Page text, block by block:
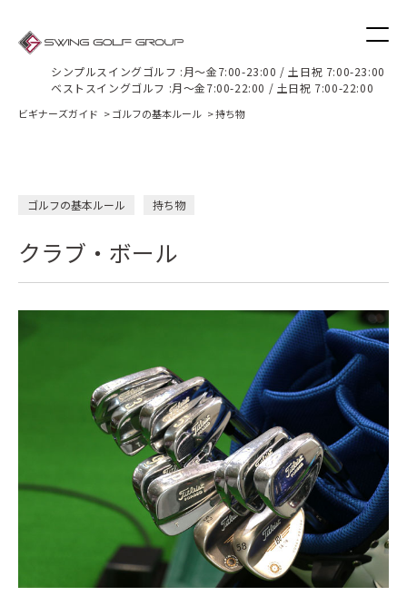
シンプルスイングゴルフ :月〜金7:00-23:00 / 土日祝 7:00-23:00
ベストスイングゴルフ :月〜金7:00-22:00 / 土日祝 7:00-22:00
ビギナーズガイド
ビギナーズガイド ゴルフの基本ルール 持ち物
ゴルフの基本ルール 持ち物
クラブ・ボール